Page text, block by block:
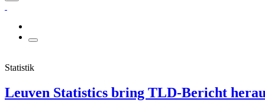
Statistik
Leuven Statistics bring TLD-Bericht